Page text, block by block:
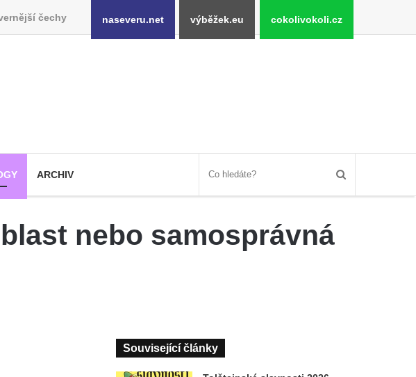
čechy naseveru.net výběžek.eu cokolivokoli.cz
ARCHIV
nebo samosprávná
Související články